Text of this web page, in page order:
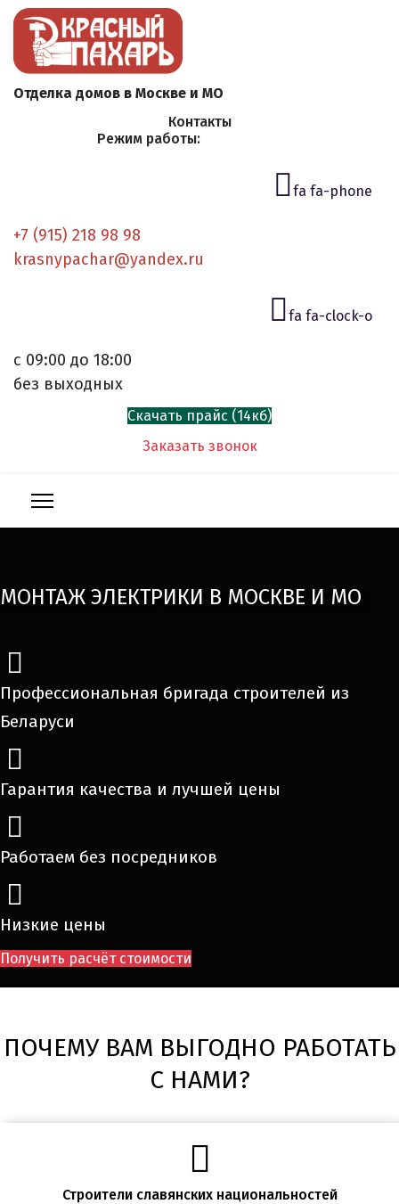
Отделка домов в Москве и МО
Контакты
Режим работы:
fa fa-phone
+7 (915) 218 98 98
krasnypachar@yandex.ru
fa fa-clock-o
с 09:00 до 18:00
без выходных
Скачать прайс (14кб)
Заказать звонок
МОНТАЖ ЭЛЕКТРИКИ В МОСКВЕ И МО
Профессиональная бригада строителей из
Беларуси
Гарантия качества и лучшей цены
Работаем без посредников
Низкие цены
Получить расчёт стоимости
ПОЧЕМУ ВАМ ВЫГОДНО РАБОТАТЬ
С НАМИ?
Строители славянских национальностей